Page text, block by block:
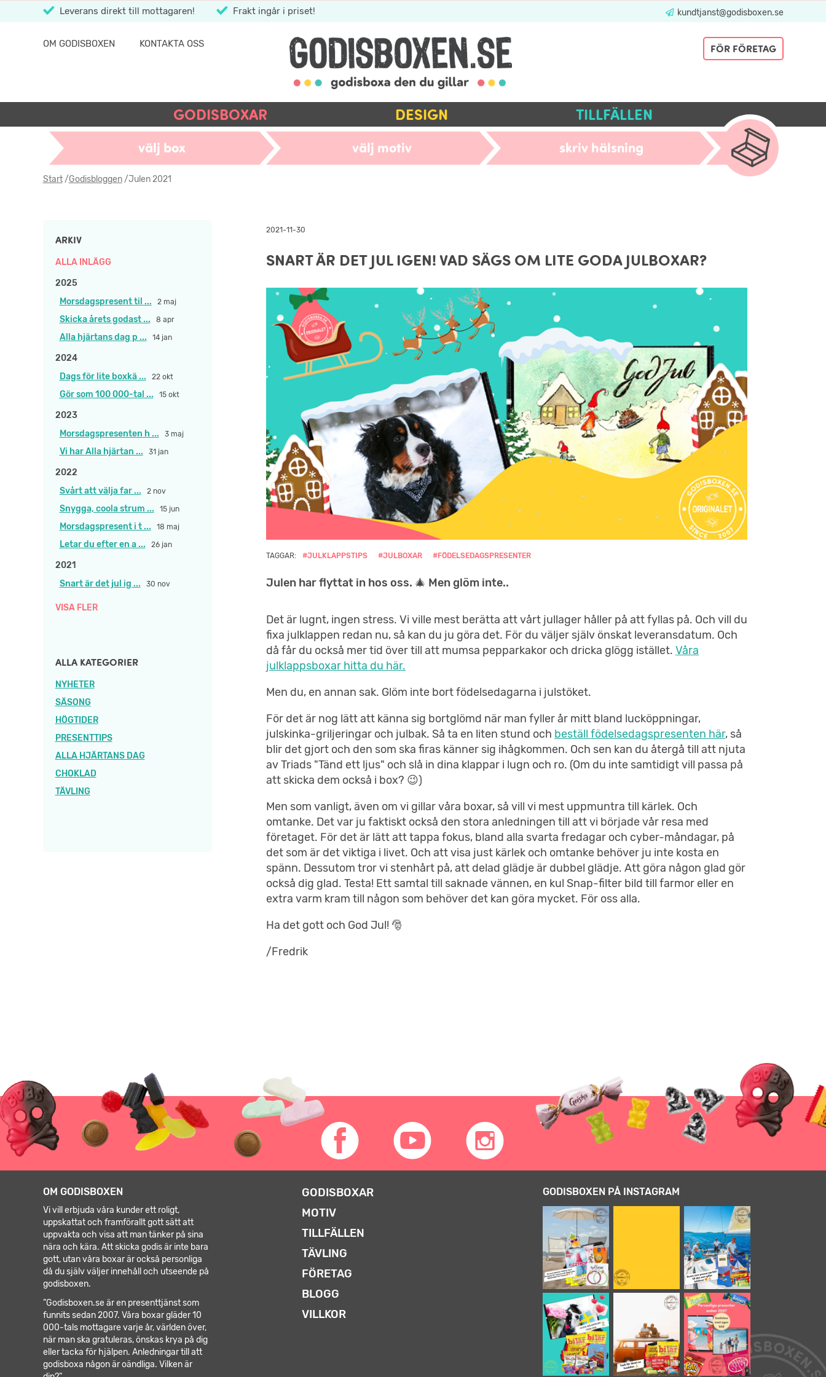
Leverans direkt till mottagaren! Frakt ingår i priset! kundtjanst@godisboxen.se
OM GODISBOXEN KONTAKTA OSS FÖR FÖRETAG
GODISBOXAR DESIGN TILLFÄLLEN
välj box välj motiv skriv hälsning
Start/Godisbloggen/Julen 2021
ARKIV
ALLA INLÄGG
2025
Morsdagspresent til ...
2 maj
Skicka årets godast ... 8 apr
Alla hjärtans dag p ... 14 jan
2024
Dags för lite boxkä ...
22 okt
Gör som 100 000-tal ... 15 okt
2023
Morsdagspresenten h ...
3 maj
Vi har Alla hjärtan ... 31 jan
2022
Svårt att välja far ...
2 nov
Snygga, coola strum ... 15 jun
Morsdagspresent i t ... 18 maj
Letar du efter en a ... 26 jan
2021
Snart är det jul ig ...
30 nov
VISA FLER
ALLA KATEGORIER
NYHETER
SÄSONG
HÖGTIDER
PRESENTTIPS
ALLA HJÄRTANS DAG
CHOKLAD
TÄVLING
2021-11-30
SNART ÄR DET JUL IGEN! VAD SÄGS OM LITE GODA JULBOXAR?
TAGGAR: #JULKLAPPSTIPS #JULBOXAR #FÖDELSEDAGSPRESENTER
Julen har flyttat in hos oss. 🎄 Men glöm inte..
Det är lugnt, ingen stress. Vi ville mest berätta att vårt jullager håller på att fyllas på. Och vill du
fixa julklappen redan nu, så kan du ju göra det. För du väljer själv önskat leveransdatum. Och
då får du också mer tid över till att mumsa pepparkakor och dricka glögg istället. Våra
julklappsboxar hitta du här.
Men du, en annan sak. Glöm inte bort födelsedagarna i julstöket.
För det är nog lätt att känna sig bortglömd när man fyller år mitt bland lucköppningar,
julskinka-griljeringar och julbak. Så ta en liten stund och beställ födelsedagspresenten här, så
blir det gjort och den som ska firas känner sig ihågkommen. Och sen kan du återgå till att njuta
av Triads "Tänd ett ljus" och slå in dina klappar i lugn och ro. (Om du inte samtidigt vill passa på
att skicka dem också i box? 😉)
Men som vanligt, även om vi gillar våra boxar, så vill vi mest uppmuntra till kärlek. Och
omtanke. Det var ju faktiskt också den stora anledningen till att vi började vår resa med
företaget. För det är lätt att tappa fokus, bland alla svarta fredagar och cyber-måndagar, på
det som är det viktiga i livet. Och att visa just kärlek och omtanke behöver ju inte kosta en
spänn. Dessutom tror vi stenhårt på, att delad glädje är dubbel glädje. Att göra någon glad gör
också dig glad. Testa! Ett samtal till saknade vännen, en kul Snap-filter bild till farmor eller en
extra varm kram till någon som behöver det kan göra mycket. För oss alla.
Ha det gott och God Jul! 🎅
/Fredrik
GODISBOXEN PÅ INSTAGRAM
GODISBOXAR
MOTIV
TILLFÄLLEN
TÄVLING
FÖRETAG
BLOGG
VILLKOR
OM GODISBOXEN
Vi vill erbjuda våra kunder ett roligt,
uppskattat och framförallt gott sätt att
uppvakta och visa att man tänker på sina
nära och kära. Att skicka godis är inte bara
gott, utan våra boxar är också personliga
då du själv väljer innehåll och utseende på
godisboxen.
”Godisboxen.se är en presenttjänst som
funnits sedan 2007. Våra boxar gläder 10
000-tals mottagare varje år, världen över,
när man ska gratuleras, önskas krya på dig
eller tacka för hjälpen. Anledningar till att
godisboxa någon är oändliga. Vilken är